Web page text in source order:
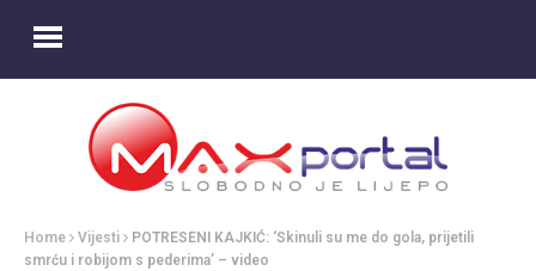
Home Vijesti
POTRESENI KAJKIĆ: ‘Skinuli su me do gola, prijetili
smrću i robijom s pederima’ – video